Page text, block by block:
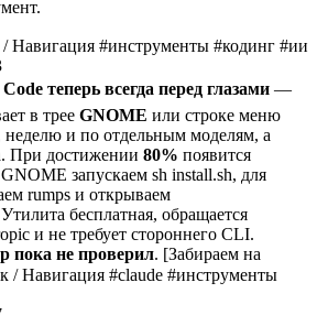
/ Навигация #инструменты #кодинг #ии
теперь всегда перед глазами —
в трее GNOME или строке меню
неделю и по отдельным моделям, а
При достижении 80% появится
запускаем sh install.sh, для
rumps и открываем
бесплатная, обращается
и не требует стороннего CLI.
пока не проверил. [Забираем на
/ Навигация #claude #инструменты